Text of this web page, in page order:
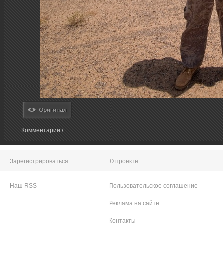
Комментарии /
Зарегистрироваться О проекте
Наш RSS Пользовательское соглашение
Реклама на сайте
Контакты